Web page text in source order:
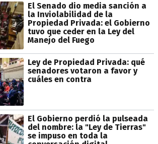
El Senado dio media sanción a
la Inviolabilidad de la
Propiedad Privada: el Gobierno
tuvo que ceder en la Ley del
Manejo del Fuego
Ley de Propiedad Privada: qué
senadores votaron a favor y
cuáles en contra
El Gobierno perdió la pulseada
del nombre: la "Ley de Tierras"
se impuso en toda la